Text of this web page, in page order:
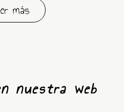
más
nuestra web